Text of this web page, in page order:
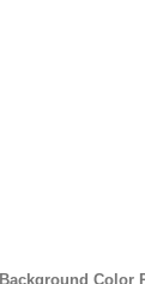
Background Color